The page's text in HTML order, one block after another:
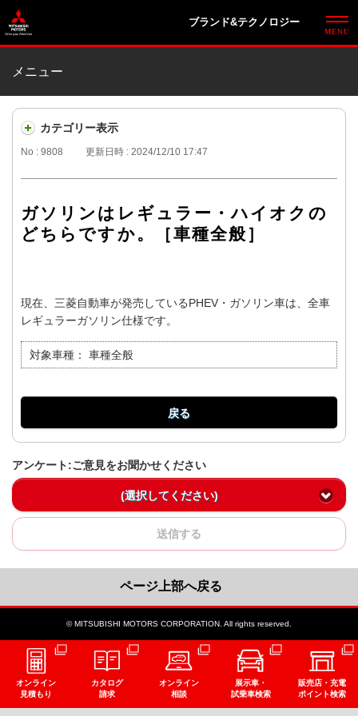
ブランド&テクノロジー
メニュー
カテゴリー表示
No : 9808 更新日時 : 2024/12/10 17:47
ガソリンはレギュラー・ハイオクの
どちらですか。［車種全般］
現在、三菱自動車が発売しているPHEV・ガソリン車は、全車
レギュラーガソリン仕様です。
対象車種： 車種全般
戻る
アンケート:ご意見をお聞かせください
(選択してください)
送信する
ページ上部へ戻る
© MITSUBISHI MOTORS CORPORATION. All rights reserved.
オンライン
見積もり
カタログ
請求
オンライン
相談
展示車・
試乗車検索
販売店・充電
ポイント検索